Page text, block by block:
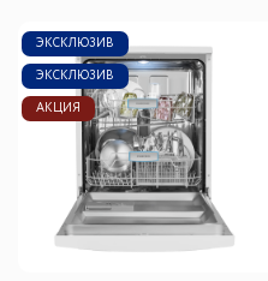
ЭКСКЛЮЗИВ
ЭКСКЛЮЗИВ
АКЦИЯ